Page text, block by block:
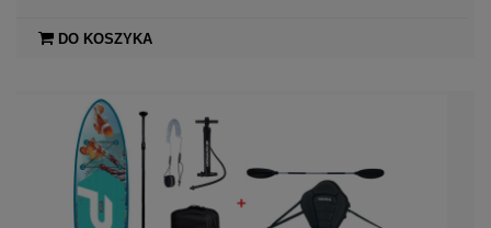
DO KOSZYKA